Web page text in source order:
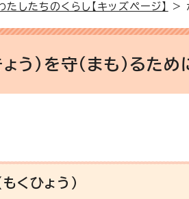
たしたちのくらし【キッズページ】 >
う）を守（まも）るため
くひょう）